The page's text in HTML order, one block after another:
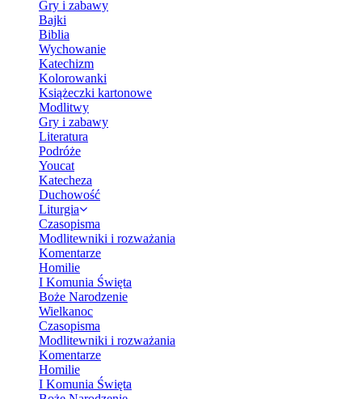
Gry i zabawy
Bajki
Biblia
Wychowanie
Katechizm
Kolorowanki
Książeczki kartonowe
Modlitwy
Gry i zabawy
Literatura
Podróże
Youcat
Katecheza
Duchowość
Liturgia
Czasopisma
Modlitewniki i rozważania
Komentarze
Homilie
I Komunia Święta
Boże Narodzenie
Wielkanoc
Czasopisma
Modlitewniki i rozważania
Komentarze
Homilie
I Komunia Święta